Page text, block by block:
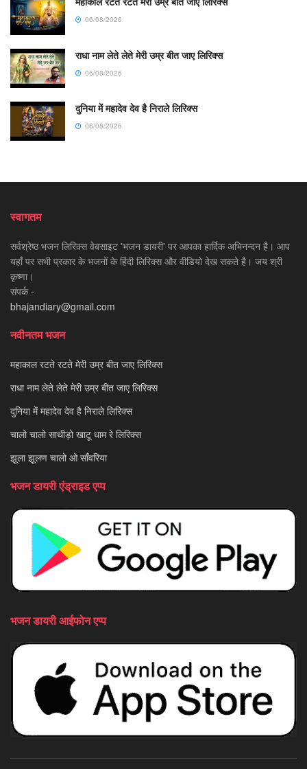
06/08/2026
राधा नाम लेते लेते मेरी उम्र बीत जाए लिरिक्स
06/08/2026
दुनिया में महादेव देव है निराले लिरिक्स
06/08/2026
स्वागतम
सर्वश्रेष्ठ भजन लिरिक्स वेबसाइट 'भजन डायरी' पर आपका हार्दिक अभिनन्दन है। आप
यहाँ पर सभी प्रकार के भजनों के हिंदी लिरिक्स और वीडियो देख सकते है। जय श्री
कृष्णा।
संपर्क -
bhajandiary@gmail.com
नवीनतम भजन
महाकाल रटते रटते मेरी उम्र बीत जाए लिरिक्स
राधा नाम लेते लेते मेरी उम्र बीत जाए लिरिक्स
दुनिया में महादेव देव है निराले लिरिक्स
चालो चालो साथीड़ो खाटू धाम रे लिरिक्स
झूला झूलण चालो ओ साँवरिया
भजन डायरी एंड्राइड एप्प
भजन डायरी आईफोन एप्प